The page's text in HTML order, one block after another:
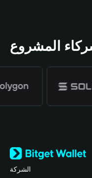
المشروع
الشركة